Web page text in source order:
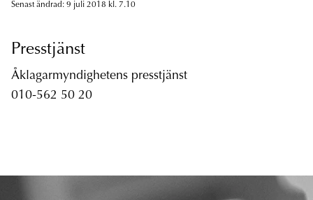
Senast ändrad: 9 juli 2018 kl. 7.10
Presstjänst
Åklagarmyndighetens presstjänst
010-562 50 20